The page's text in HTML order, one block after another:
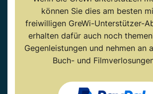
können Sie dies am besten
freiwilligen GreWi-Unterstützer-
erhalten dafür auch noch
Gegenleistungen und nehmen an
Buch- und